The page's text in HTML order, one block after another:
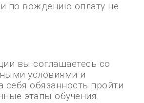
по вождению оплату не
вы соглашаетесь со
условиями и
себя обязанность пройти
этапы обучения.